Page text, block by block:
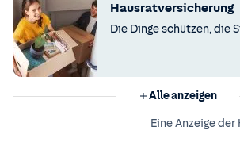
Hausratversicherung
Die Dinge schützen, die
Alle anzeigen
Eine Anzeige der